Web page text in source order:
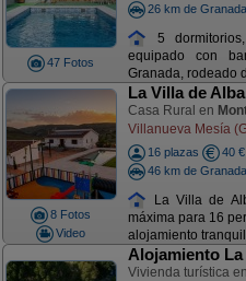
47 Fotos
26 km de Granada
5
equipado con
Granada, rodeado
8 Fotos
Video
La Villa de Alba
Casa Rural en
Villanueva Mesía
16 plazas
40 €
46 km de Granada
La Villa de
máxima para 16
alojamiento
Alojamiento
Vivienda turística en